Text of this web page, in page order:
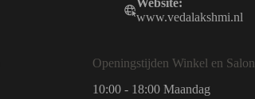
Website:
www.vedalakshmi.nl
Openingstijden Winkel en Salon
10:00 - 18:00 Maandag